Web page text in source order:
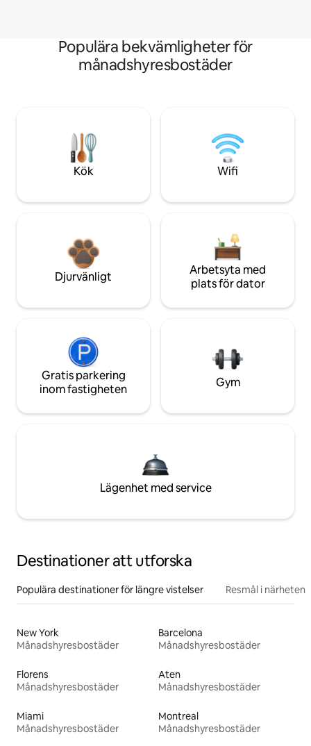
Populära bekvämligheter för
månadshyresbostäder
Kök Wifi
Djurvänligt
Arbetsyta med
plats för dator
Gratis parkering
inom fastigheten
Gym
Lägenhet med service
Destinationer att utforska
Populära destinationer för längre vistelser Resmål i närheten
New York
Månadshyresbostäder
Barcelona
Månadshyresbostäder
Florens
Månadshyresbostäder
Aten
Månadshyresbostäder
Miami
Månadshyresbostäder
Montreal
Månadshyresbostäder